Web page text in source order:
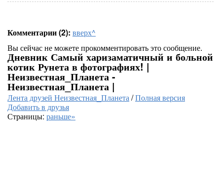
Комментарии (2): вверх^
Вы сейчас не можете прокомментировать это сообщение.
Дневник Самый харизаматичный и больной
котик Рунета в фотографиях! |
Неизвестная_Планета -
Неизвестная_Планета |
Лента друзей Неизвестная_Планета/Полная версия
Добавить в друзья
Страницы: раньше»